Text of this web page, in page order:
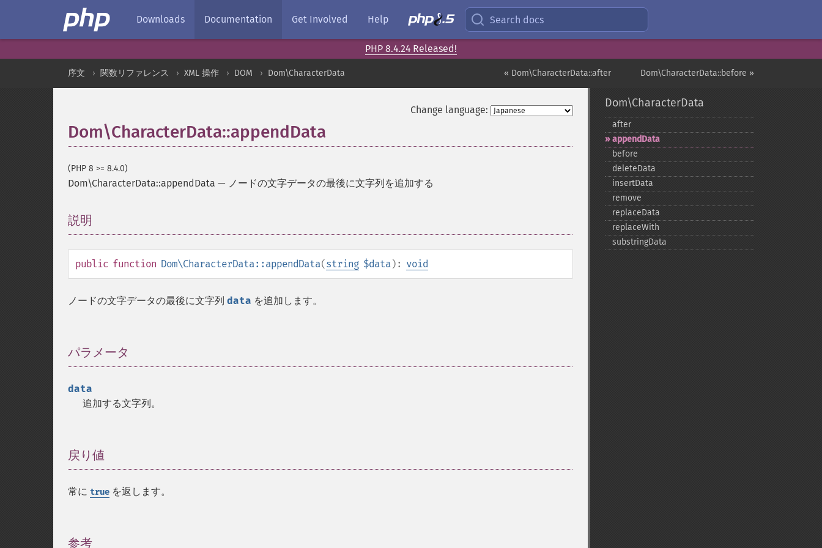
Downloads Documentation Get Involved Help Search docs
PHP 8.4.24 Released!
Dom\CharacterData::before »
« Dom\CharacterData::after
序文 関数リファレンス XML 操作 DOM Dom\CharacterData
Change language:
Dom\CharacterData::appendData
(PHP 8 >= 8.4.0)
Dom\CharacterData::appendData — ノードの文字データの最後に文字列を追加する
説明
public function Dom\CharacterData::appendData(string $data): void
ノードの文字データの最後に文字列 data を追加します。
パラメータ
data
追加する文字列。
戻り値
常に true を返します。
参考
Dom\CharacterData
after
appendData
before
deleteData
insertData
remove
replaceData
replaceWith
substringData